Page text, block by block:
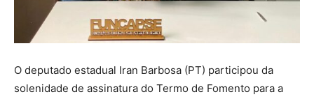
O deputado estadual Iran Barbosa (PT) participou da
solenidade de assinatura do Termo de Fomento para a